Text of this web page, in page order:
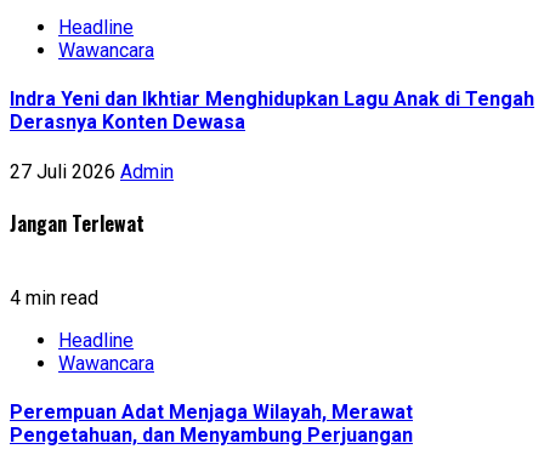
Headline
Wawancara
Indra Yeni dan Ikhtiar Menghidupkan Lagu Anak di Tengah
Derasnya Konten Dewasa
27 Juli 2026 Admin
Jangan Terlewat
4 min read
Headline
Wawancara
Perempuan Adat Menjaga Wilayah, Merawat
Pengetahuan, dan Menyambung Perjuangan